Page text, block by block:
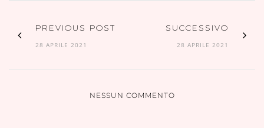
PREVIOUS POST
28 APRILE 2021
SUCCESSIVO
28 APRILE 2021
NESSUN COMMENTO